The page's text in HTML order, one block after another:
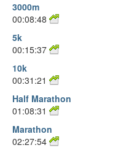
3000m
00:08:48
5k
00:15:37
10k
00:31:21
Half Marathon
01:08:31
Marathon
02:27:54